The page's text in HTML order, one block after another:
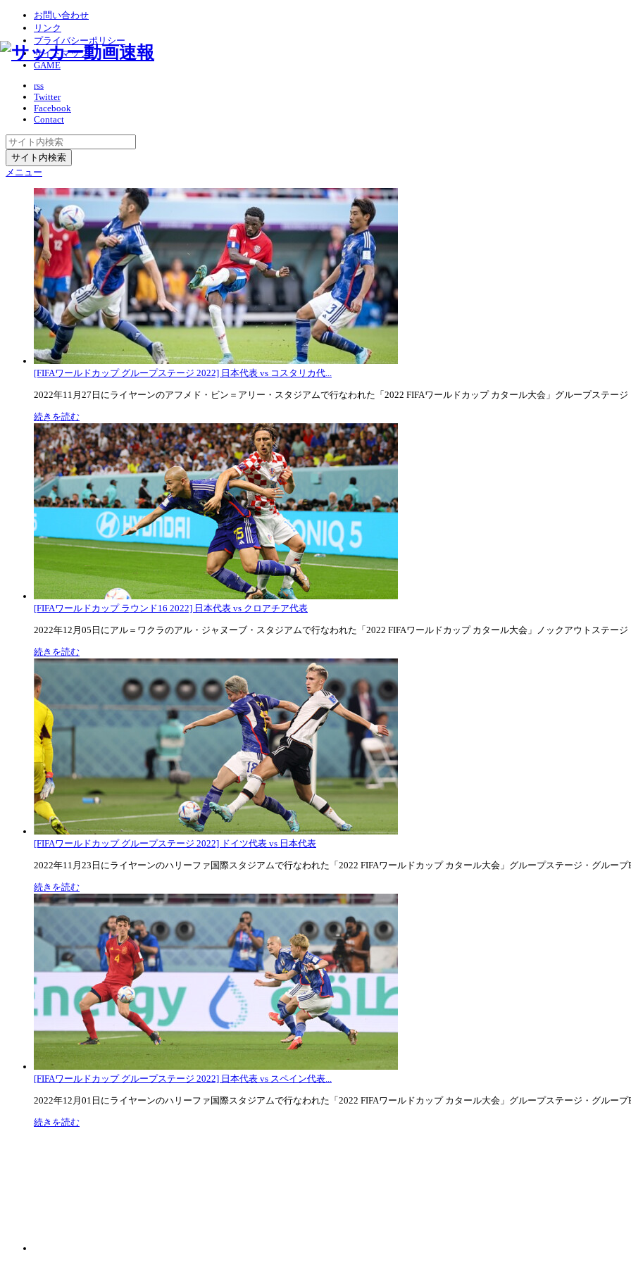
お問い合わせ
リンク
プライバシーポリシー
サイトマップ
GAME
rss
Twitter
Facebook
Contact
メニュー
[FIFAワールドカップ グループステージ 2022] 日本代表 vs コスタリカ代...
2022年11月27日にライヤーンのアフメド・ビン＝アリー・スタジアムで行なわれた「2022 FIFAワールドカップ カタール大会」グループステージ
続きを読む
[FIFAワールドカップ ラウンド16 2022] 日本代表 vs クロアチア代表
2022年12月05日にアル＝ワクラのアル・ジャヌーブ・スタジアムで行なわれた「2022 FIFAワールドカップ カタール大会」ノックアウトステージ
続きを読む
[FIFAワールドカップ グループステージ 2022] ドイツ代表 vs 日本代表
2022年11月23日にライヤーンのハリーファ国際スタジアムで行なわれた「2022 FIFAワールドカップ カタール大会」グループステージ・グループ
続きを読む
[FIFAワールドカップ グループステージ 2022] 日本代表 vs スペイン代表...
2022年12月01日にライヤーンのハリーファ国際スタジアムで行なわれた「2022 FIFAワールドカップ カタール大会」グループステージ・グループ
続きを読む